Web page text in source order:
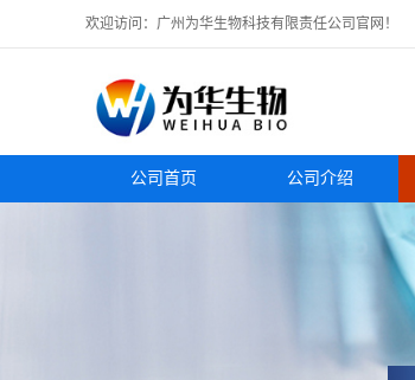
欢迎访问：广州为华生物科技有限责任公司官网！
公司首页 公司介绍